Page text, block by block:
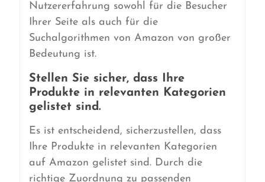
Nutzererfahrung sowohl für die Besucher
Ihrer Seite als auch für die
Suchalgorithmen von Amazon von großer
Bedeutung ist.
Stellen Sie sicher, dass Ihre
Produkte in relevanten Kategorien
gelistet sind.
Es ist entscheidend, sicherzustellen, dass
Ihre Produkte in relevanten Kategorien
auf Amazon gelistet sind. Durch die
richtige Zuordnung zu passenden